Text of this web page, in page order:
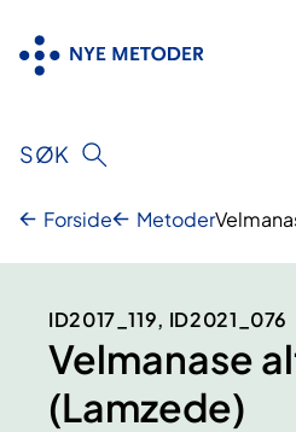
innhold
SØK
Forside Metoder
ID2017_119, ID2021_076
Velmanase
(Lamzede)